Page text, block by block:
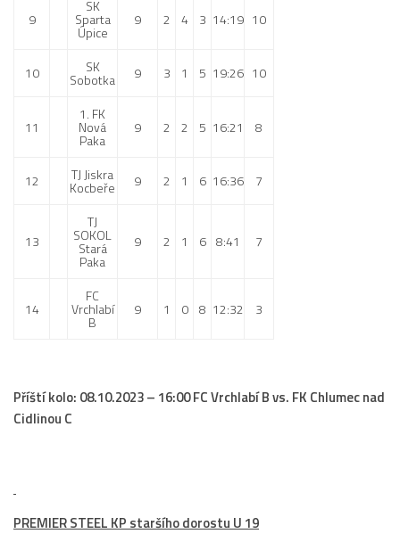
9
SK
Sparta
Úpice
9 2 4 3 14:19 10
10 SK
Sobotka 9 3 1 5 19:26 10
11
1. FK
Nová
Paka
9 2 2 5 16:21 8
12 TJ Jiskra
Kocbeře 9 2 1 6 16:36 7
13
TJ
SOKOL
Stará
Paka
9 2 1 6 8:41 7
14
FC
Vrchlabí
B
9 1 0 8 12:32 3
Příští kolo: 08.10.2023 – 16:00 FC Vrchlabí B vs. FK Chlumec nad
Cidlinou C
PREMIER STEEL KP staršího dorostu U 19